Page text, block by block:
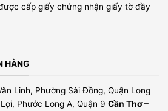
cấp giấy chứng nhận giấy tờ đầy
HÀNG
Linh, Phường Sài Đồng, Quận Long
Phước Long A, Quận 9 Cần Thơ –